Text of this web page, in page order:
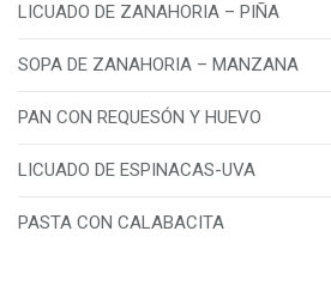
LICUADO DE ZANAHORIA – PIÑA
SOPA DE ZANAHORIA – MANZANA
PAN CON REQUESÓN Y HUEVO
LICUADO DE ESPINACAS-UVA
PASTA CON CALABACITA